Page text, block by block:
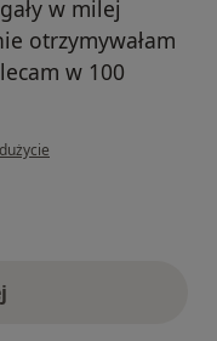
w milej
otrzymywałam
w 100
Joanna Brzezińska